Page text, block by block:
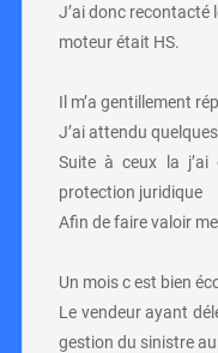
J’ai donc recontacté
moteur était HS.
Il m’a gentillement
J’ai attendu
Suite à ceux la
protection juridique
Afin de faire valoir
Un mois c est bien
Le vendeur ayant
gestion du sinistre